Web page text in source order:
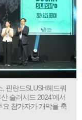
핀란드SLUSH헤드쿼
슬러시드 2024’에서
요 참가자가 개막을 축